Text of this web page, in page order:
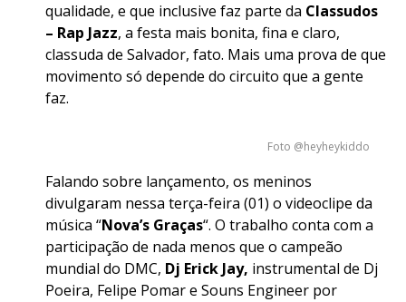
qualidade, e que inclusive faz parte da Classudos
– Rap Jazz, a festa mais bonita, fina e claro,
classuda de Salvador, fato. Mais uma prova de que
movimento só depende do circuito que a gente
faz.
Foto @heyheykiddo
Falando sobre lançamento, os meninos
divulgaram nessa terça-feira (01) o videoclipe da
música “Nova’s Graças“. O trabalho conta com a
participação de nada menos que o campeão
mundial do DMC, Dj Erick Jay, instrumental de Dj
Poeira, Felipe Pomar e Souns Engineer por